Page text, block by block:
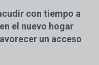
con tiempo a
el nuevo hogar
un acceso